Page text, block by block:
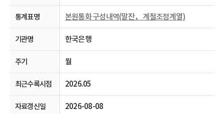
본원통화 구성내역(말잔， 계절조정계열)
한국은행
월
2026.05
2026-08-08